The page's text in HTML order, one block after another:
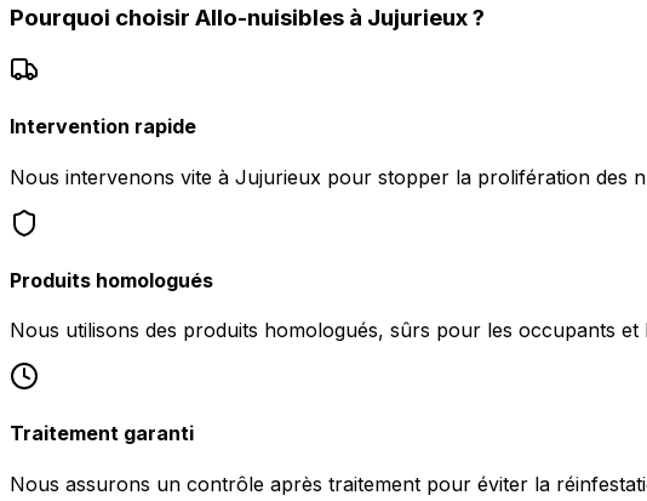
Pourquoi choisir Allo-nuisibles à Jujurieux?
Intervention rapide
Nous intervenons vite à Jujurieux pour stopper la prolifération des
Produits homologués
Nous utilisons des produits homologués, sûrs pour les occupants et
Traitement garanti
Nous assurons un contrôle après traitement pour éviter la